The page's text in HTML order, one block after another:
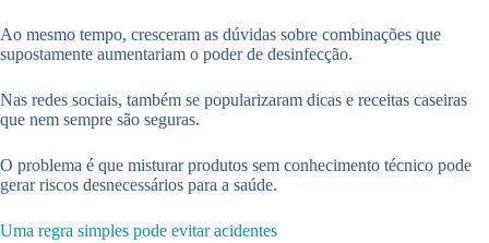
Ao mesmo tempo, cresceram as dúvidas sobre combinações que
supostamente aumentariam o poder de desinfecção.
Nas redes sociais, também se popularizaram dicas e receitas caseiras
que nem sempre são seguras.
O problema é que misturar produtos sem conhecimento técnico pode
gerar riscos desnecessários para a saúde.
Uma regra simples pode evitar acidentes